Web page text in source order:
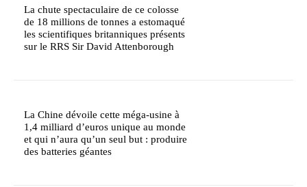
La chute spectaculaire de ce colosse
de 18 millions de tonnes a estomaqué
les scientifiques britanniques présents
sur le RRS Sir David Attenborough
La Chine dévoile cette méga-usine à
1,4 milliard d’euros unique au monde
et qui n’aura qu’un seul but : produire
des batteries géantes